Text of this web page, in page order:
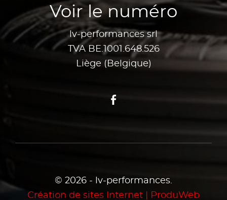
Voir le numéro
lv-performances srl
TVA BE.1001.648.526
Liège (Belgique)
© 2026 - lv-performances.
Création de sites Internet | ProduWeb